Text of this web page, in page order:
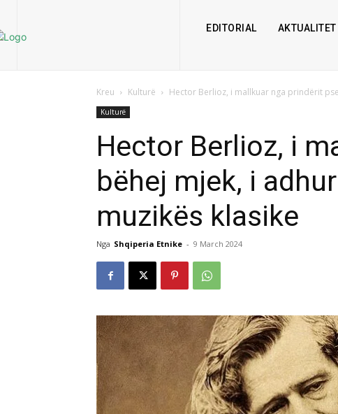
EDITORIAL AKTUALITET
Kreu Kulturë Hector Berlioz, i mallkuar nga prindërit
Kulturë
Hector Berlioz, i
bëhej mjek, i
muzikës klasike
Nga Shqiperia Etnike - 9 March 2024